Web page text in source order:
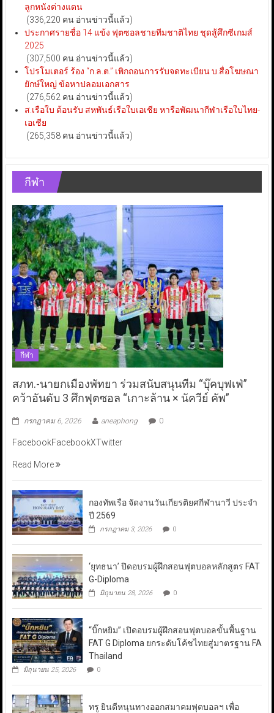
ลูกหนังต่างแดน
(336,220 คน อ่านข่าวนี้แล้ว)
ประกาศรายชื่อ 14 แข้ง ฟุตซอลชายทีมชาติไทย ชุดสู้ศึกซีเกมส์
2025
(307,500 คน อ่านข่าวนี้แล้ว)
โปรโมเตอร์ ร้อง “ก.ล.ต.” เพิกถอนการรับจดทะเบียน บ.สื่อโฆษณา
ยักษ์ใหญ่ ข้อหาปลอมเอกสาร
(276,562 คน อ่านข่าวนี้แล้ว)
ส.เรือใบ ต้อนรับ สหพันธ์เรือใบเอเชีย หารือพัฒนากีฬาเรือใบไทย-
เอเชีย
(265,358 คน อ่านข่าวนี้แล้ว)
กีฬา
กีฬา
สภท.-นายกเมืองพัทยา ร่วมสนับสนุนทีม “บุ๊คบุฟเฟ่”
คว้าอันดับ 3 ศึกฟุตซอล “เกาะล้าน × นัควีย์ คัพ”
กรกฎาคม 6, 2026 aneaphong 0
FacebookFacebookXTwitter
Read More
กองทัพเรือ จัดงานวันเกียรติยศกีฬานาวี ประจำ
ปี 2569
กรกฎาคม 3, 2026 0
‘ยุทธนา’ ปิดอบรมผู้ฝึกสอนฟุตบอลหลักสูตร FAT
G-Diploma
มิถุนายน 28, 2026 0
“บิ๊กหยิม” เปิดอบรมผู้ฝึกสอนฟุตบอลขั้นพื้นฐาน
FAT G Diploma ยกระดับโค้ชไทยสู่มาตรฐาน FA
Thailand
มิถุนายน 25, 2026 0
ทรู ยินดีหนุนทางออกสมาคมฟุตบอลฯ เพื่อ